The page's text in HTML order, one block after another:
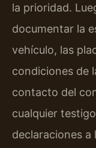
la prioridad.
documentar la
vehículo, las
condiciones de
contacto del
cualquier
declaraciones a